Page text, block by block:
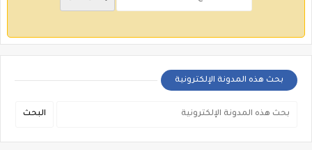
بحث هذه المدونة الإلكترونية